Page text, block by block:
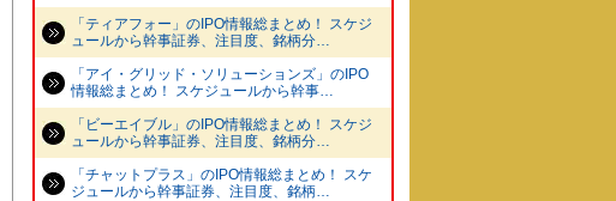
「ティアフォー」のIPO情報総まとめ！ スケジ
ュールから幹事証券、注目度、銘柄分…
「アイ・グリッド・ソリューションズ」のIPO
情報総まとめ！ スケジュールから幹事…
「ビーエイブル」のIPO情報総まとめ！ スケジ
ュールから幹事証券、注目度、銘柄分…
「チャットプラス」のIPO情報総まとめ！ スケ
ジュールから幹事証券、注目度、銘柄…